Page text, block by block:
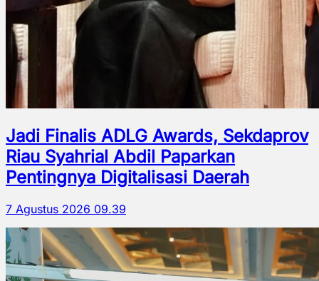
Jadi Finalis ADLG Awards, Sekdaprov
Riau Syahrial Abdil Paparkan
Pentingnya Digitalisasi Daerah
7 Agustus 2026 09.39